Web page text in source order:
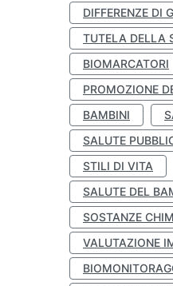
DIFFERENZE DI
TUTELA DELLA
BIOMARCATORI
PROMOZIONE
BAMBINI
SALUTE
STILI DI VITA
SALUTE DEL
SOSTANZE
VALUTAZIONE